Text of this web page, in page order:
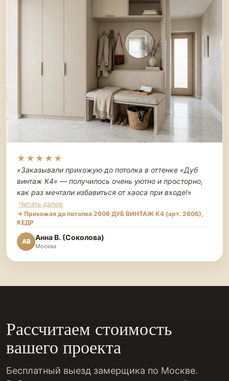
★★★★★
«Заказывали прихожую до потолка в оттенке «Дуб
винтаж К4» — получилось очень уютно и просторно,
как раз мечтали избавиться от хаоса при входе!»
Читать далее
→ Прихожая до потолка 2606 ДУБ ВИНТАЖ К4 (арт. 2606),
КЕДР
АВ Анна В. (Соколова)
Москва
Рассчитаем стоимость
вашего проекта
Бесплатный выезд замерщика по Москве.